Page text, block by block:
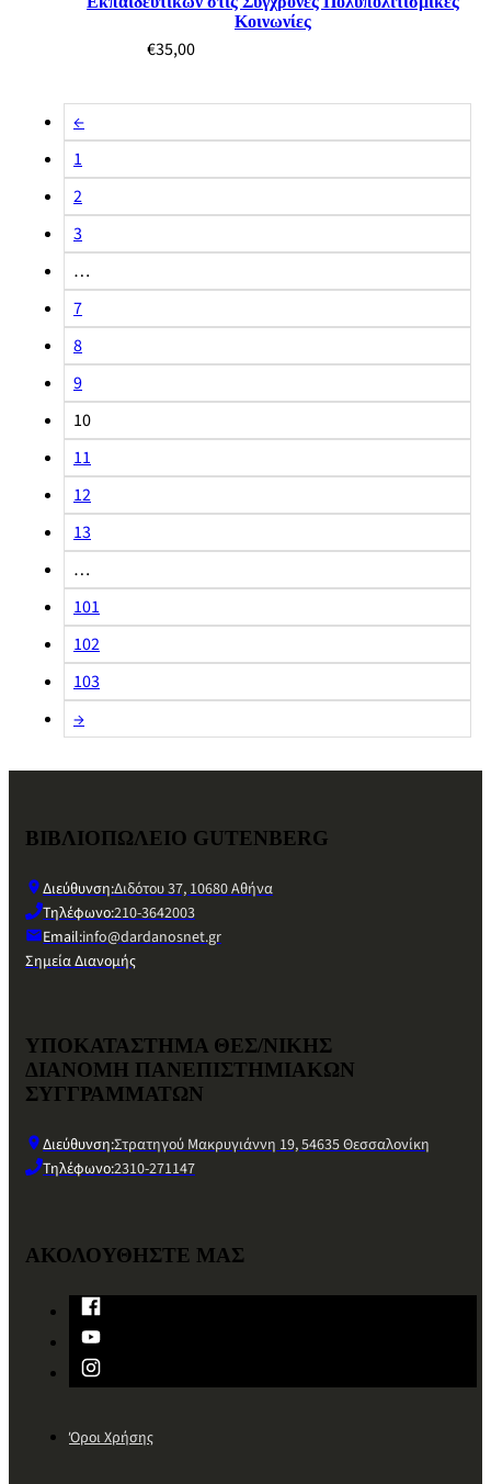
Κοινωνίες
€35,00
←
1
2
3
…
7
8
9
10
11
12
13
…
101
102
103
→
ΒΙΒΛΙΟΠΩΛΕΙΟ GUTENBERG
Διεύθυνση:Διδότου 37, 10680 Αθήνα
Τηλέφωνο:210-3642003
Email:info@dardanosnet.gr
Σημεία Διανομής
ΥΠΟΚΑΤΑΣΤΗΜΑ ΘΕΣ/ΝΙΚΗΣ
ΔΙΑΝΟΜΗ ΠΑΝΕΠΙΣΤΗΜΙΑΚΩΝ
ΣΥΓΓΡΑΜΜΑΤΩΝ
Διεύθυνση:Στρατηγού Μακρυγιάννη 19, 54635 Θεσσαλονίκη
Τηλέφωνο:2310-271147
ΑΚΟΛΟΥΘΗΣΤΕ ΜΑΣ
Όροι Χρήσης